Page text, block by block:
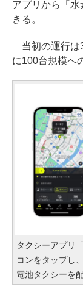
アプリから「
きる。
当初の運行は
に100台規模へ
タクシーアプリ
コンをタップし
電池タクシーを